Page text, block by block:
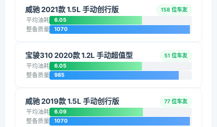
威驰 2021款 1.5L 手动创行版 158 位车友
平均油耗 6.05
整备质量 1070
宝骏310 2020款 1.2L 手动超值型 51 位车友
平均油耗 6.05
整备质量 985
威驰 2019款 1.5L 手动创行版 77 位车友
平均油耗 6.09
整备质量 1070